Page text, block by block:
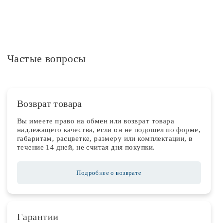
Частые вопросы
Возврат товара
Вы имеете право на обмен или возврат товара
надлежащего качества, если он не подошел по форме,
габаритам, расцветке, размеру или комплектации, в
течение 14 дней, не считая дня покупки.
Подробнее о возврате
Гарантии